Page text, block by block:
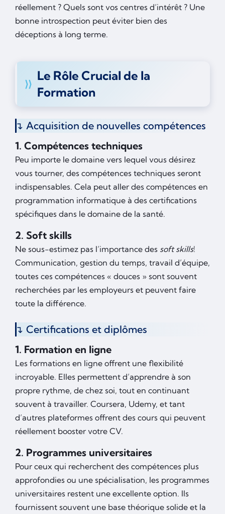
réellement ? Quels sont vos centres d’intérêt ? Une
bonne introspection peut éviter bien des
déceptions à long terme.
Le Rôle Crucial de la
Formation
Acquisition de nouvelles compétences
1. Compétences techniques
Peu importe le domaine vers lequel vous désirez
vous tourner, des compétences techniques seront
indispensables. Cela peut aller des compétences en
programmation informatique à des certifications
spécifiques dans le domaine de la santé.
2. Soft skills
Ne sous-estimez pas l’importance des soft skills!
Communication, gestion du temps, travail d’équipe,
toutes ces compétences « douces » sont souvent
recherchées par les employeurs et peuvent faire
toute la différence.
Certifications et diplômes
1. Formation en ligne
Les formations en ligne offrent une flexibilité
incroyable. Elles permettent d’apprendre à son
propre rythme, de chez soi, tout en continuant
souvent à travailler. Coursera, Udemy, et tant
d’autres plateformes offrent des cours qui peuvent
réellement booster votre CV.
2. Programmes universitaires
Pour ceux qui recherchent des compétences plus
approfondies ou une spécialisation, les programmes
universitaires restent une excellente option. Ils
fournissent souvent une base théorique solide et la